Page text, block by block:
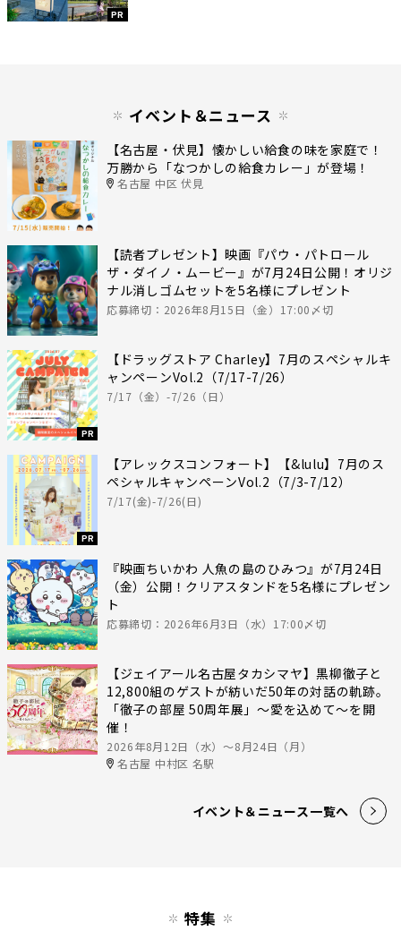
PR
イベント＆ニュース
【名古屋・伏見】懐かしい給食の味を家庭で！
万勝から「なつかしの給食カレー」が登場！
名古屋 中区 伏見
【読者プレゼント】映画『パウ・パトロール
ザ・ダイノ・ムービー』が7月24日公開！オリジ
ナル消しゴムセットを5名様にプレゼント
応募締切：2026年8月15日（金）17:00〆切
PR
【ドラッグストア Charley】7月のスペシャルキ
ャンペーンVol.2（7/17-7/26）
7/17（金）-7/26（日）
PR
【アレックスコンフォート】【&lulu】7月のス
ペシャルキャンペーンVol.2（7/3-7/12）
7/17(金)-7/26(日)
『映画ちいかわ 人魚の島のひみつ』が7月24日
（金）公開！クリアスタンドを5名様にプレゼン
ト
応募締切：2026年6月3日（水）17:00〆切
【ジェイアール名古屋タカシマヤ】黒柳徹子と
12,800組のゲストが紡いだ50年の対話の軌跡。
「徹子の部屋 50周年展」～愛を込めて～を開
催！
2026年8月12日（水）〜8月24日（月）
名古屋 中村区 名駅
イベント＆ニュース一覧へ
特集